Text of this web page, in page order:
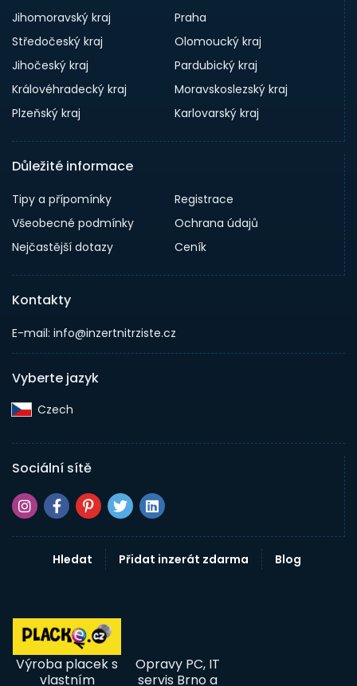
Jihomoravský kraj
Praha
Středočeský kraj
Olomoucký kraj
Jihočeský kraj
Pardubický kraj
Královéhradecký kraj
Moravskoslezský kraj
Plzeňský kraj
Karlovarský kraj
Důležité informace
Tipy a přípomínky
Registrace
Všeobecné podmínky
Ochrana údajů
Nejčastější dotazy
Ceník
Kontakty
E-mail: info@inzertnitrziste.cz
Vyberte jazyk
Czech‎
Sociální sítě
Hledat Přidat inzerát zdarma Blog
Výroba placek s
vlastním
Opravy PC, IT
servis Brno a